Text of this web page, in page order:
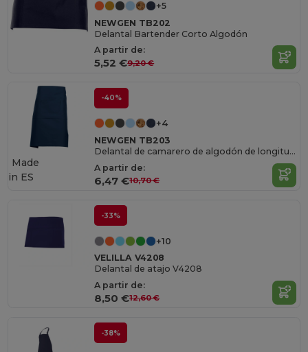
+5
NEWGEN TB202
Delantal Bartender Corto Algodón
A partir de:
5,52 €9,20 €
-40%
+4
NEWGEN TB203
Delantal de camarero de algodón de longitud media
A partir de:
6,47 €10,70 €
Made
in ES
-33%
+10
VELILLA V4208
Delantal de atajo V4208
A partir de:
8,50 €12,60 €
-38%